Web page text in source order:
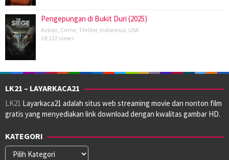
Pengepungan di Bukit Duri (2025)
Action Crime Thriller, Indonesia USA
19,122 views
LK21 – LAYARKACA21
LK21 Layarkaca21 adalah situs web streaming movie dan nonton film
gratis yang menyediakan link download dengan kwalitas gambar HD.
KATEGORI
Kategori